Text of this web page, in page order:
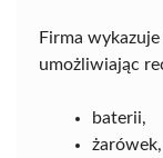
Firma
umożliwiając
baterii,
żarówek,